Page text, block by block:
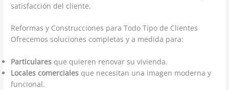
satisfacción del cliente.
Reformas y Construcciones para Todo Tipo de Clientes
Ofrecemos soluciones completas y a medida para:
Particulares que quieren renovar su vivienda.
Locales comerciales que necesitan una imagen moderna y
funcional.